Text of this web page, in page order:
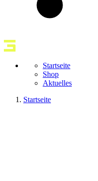
Startseite
Shop
Aktuelles
Startseite